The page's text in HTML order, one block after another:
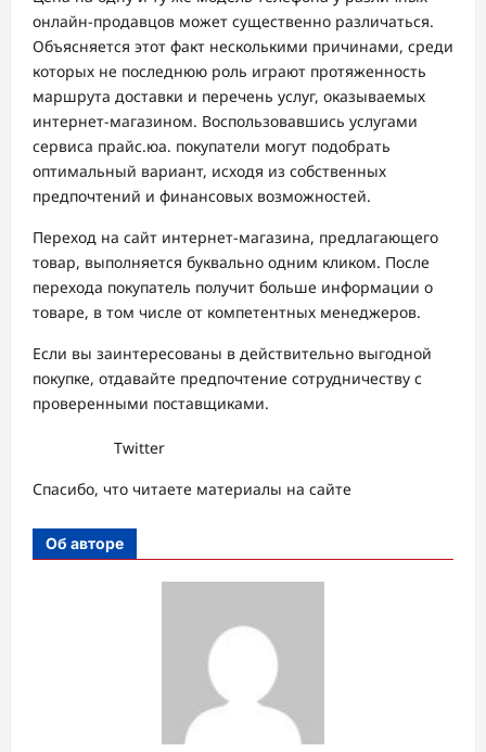
онлайн-продавцов может существенно различаться.
Объясняется этот факт несколькими причинами, среди
которых не последнюю роль играют протяженность
маршрута доставки и перечень услуг, оказываемых
интернет-магазином. Воспользовавшись услугами
сервиса прайс.юа. покупатели могут подобрать
оптимальный вариант, исходя из собственных
предпочтений и финансовых возможностей.
Переход на сайт интернет-магазина, предлагающего
товар, выполняется буквально одним кликом. После
перехода покупатель получит больше информации о
товаре, в том числе от компетентных менеджеров.
Если вы заинтересованы в действительно выгодной
покупке, отдавайте предпочтение сотрудничеству с
проверенными поставщиками.
Twitter
Спасибо, что читаете материалы на сайте
Об авторе